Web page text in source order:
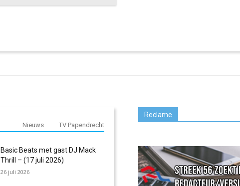
Nieuws TV Papendrecht
Basic Beats met gast DJ Mack
Thrill – (17 juli 2026)
26 juli 2026
Reclame